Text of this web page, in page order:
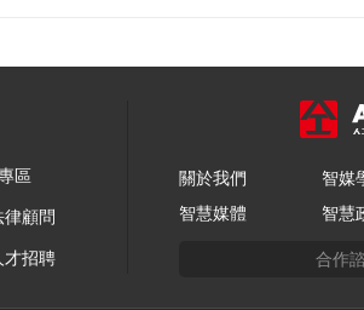
區
律顧問
才招聘
關於我們 智媒
智慧媒體
智慧
合作